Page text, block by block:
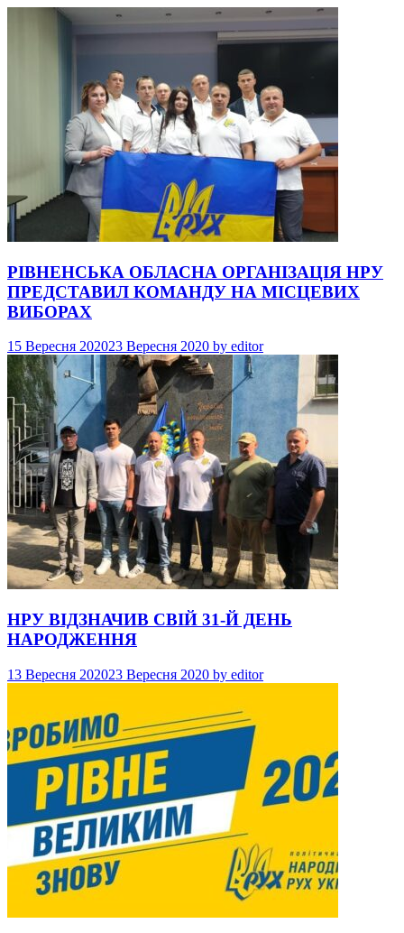
РІВНЕНСЬКА ОБЛАСНА ОРГАНІЗАЦІЯ НРУ
ПРЕДСТАВИЛ КОМАНДУ НА МІСЦЕВИХ
ВИБОРАХ
15 Вересня 202023 Вересня 2020 by editor
НРУ ВІДЗНАЧИВ СВІЙ 31-Й ДЕНЬ
НАРОДЖЕННЯ
13 Вересня 202023 Вересня 2020 by editor